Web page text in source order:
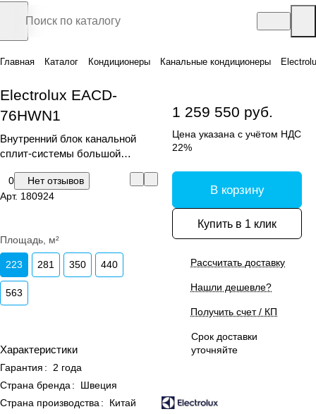
Главная Каталог Кондиционеры Канальные кондиционеры
Electrolux EACD-
76HWN1
Внутренний блок канальной
сплит-системы большой
0
Нет отзывов
Арт. 180924
Площадь, м²
223 281 350 440
563
Характеристики
Гарантия :
2 года
Страна бренда :
Швеция
Страна производства :
Китай
1 259 550 руб.
Цена указана с учётом НДС
22%
В корзину
Купить в 1 клик
Рассчитать доставку
Нашли дешевле?
Получить счет / КП
Срок доставки
уточняйте